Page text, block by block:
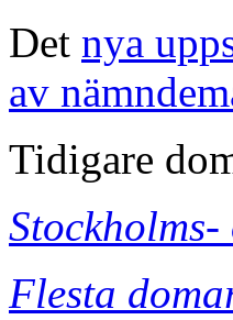
Det nya
av
Tidigare
Flesta